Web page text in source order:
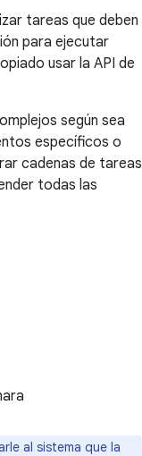
tareas que deben
para ejecutar
usar la API de
según sea
específicos o
cadenas de tareas
todas las
al sistema que la